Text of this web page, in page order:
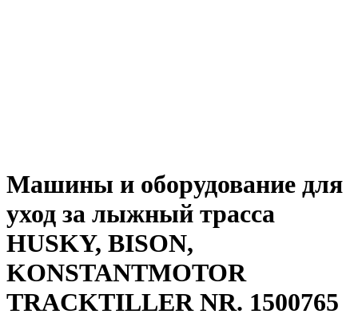
Машины и оборудование для
уход за лыжный трасса
HUSKY, BISON,
KONSTANTMOTOR
TRACKTILLER NR. 1500765